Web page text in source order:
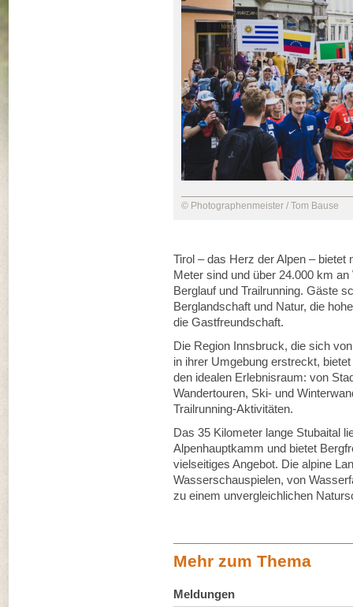
© Photographenmeister / Tom Bause
Tirol – das Herz der Alpen – bietet
Meter sind und über 24.000 km
Berglauf und Trailrunning. Gäste
Berglandschaft und Natur, die
die Gastfreundschaft.
Die Region Innsbruck, die sich
in ihrer Umgebung erstreckt,
den idealen Erlebnisraum: von
Wandertouren, Ski- und
Trailrunning-Aktivitäten.
Das 35 Kilometer lange Stubaital
Alpenhauptkamm und bietet
vielseitiges Angebot. Die alpine
Wasserschauspielen, von
zu einem unvergleichlichen
Mehr zum Thema
Meldungen